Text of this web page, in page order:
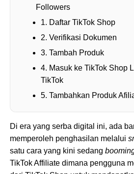
Followers
1. Daftar TikTok Shop
2. Verifikasi Dokumen
3. Tambah Produk
4. Masuk ke TikTok Shop
TikTok
5. Tambahkan Produk
Di era yang serba digital ini, ada
memperoleh penghasilan melalui
satu cara yang kini sedang
TikTok Affiliate dimana pengguna